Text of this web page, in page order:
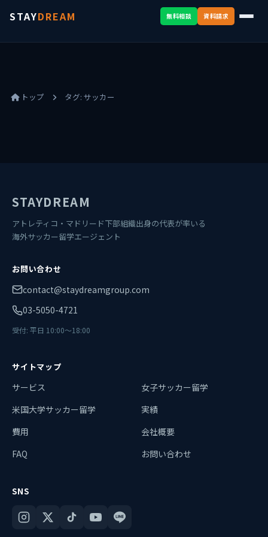
STAYDREAM 無料相談 資料請求
トップ タグ: サッカー
STAYDREAM
アトレティコ・マドリード下部組織出身の代表が率いる
海外サッカー留学エージェント
お問い合わせ
contact@staydreamgroup.com
03-5050-4721
受付: 平日 10:00〜18:00
サイトマップ
サービス
女子サッカー留学
米国大学サッカー留学
実績
費用
会社概要
FAQ
お問い合わせ
SNS